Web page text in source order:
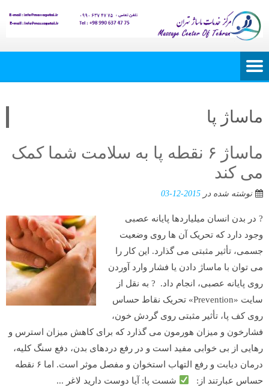
ماساژ پا
ماساژ ۶ نقطه پا به سلامت شما کمک
می کند
نوشته شده در 2015-12-03
? در بدن انسان میلیاردها پایانه عصبی
وجود دارد که تحریک آن ها روی وضعیت
جسمی، تأثیر مثبتی می گذارد. این کار را
می توان با ماساژ دادن یا فشار وارد آوردن
روی پایانه عصبی، انجام داد. ? به نقل از
سایت «Prevention» تحریک نقاط حساس
روی کف پا، تأثیر مثبتی روی گردش خون،
فشارخون و میزان هورمون می گذارد که برای کاهش میزان استرس و
رهایی از بی خوابی مفید است و در رفع دردهای بدن، دفع سنگ کلیه،
درمان دیابت و رفع التهاب استخوان و مفصل موثر است. اما ۶ نقطه
حساس عبارتند از:
شست پا: آیا دوست دارید لاغر ...